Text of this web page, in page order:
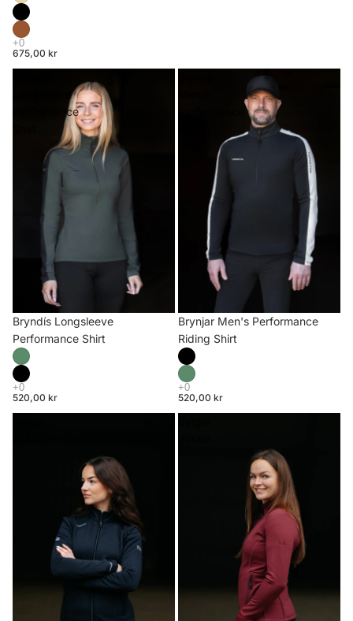
675,00 kr
Longsleeve
Performance
Bryndís Longsleeve
Performance Shirt
520,00 kr
Brynjar Men's Performance
Riding Shirt
520,00 kr